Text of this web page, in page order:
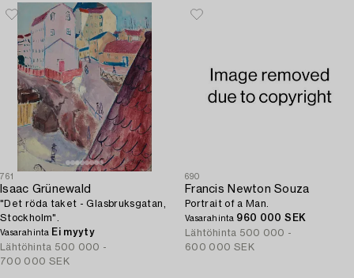
761
Isaac Grünewald
"Det röda taket - Glasbruksgatan,
Stockholm".
Vasarahinta Ei myyty
Lähtöhinta 500 000 -
700 000 SEK
690
Francis Newton Souza
Portrait of a Man.
Vasarahinta 960 000 SEK
Lähtöhinta 500 000 -
600 000 SEK